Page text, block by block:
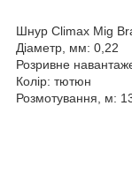
Шнур Climax Mig
Діаметр, мм: 0,22
Розривне
Колір: тютюн
Розмотування, м: